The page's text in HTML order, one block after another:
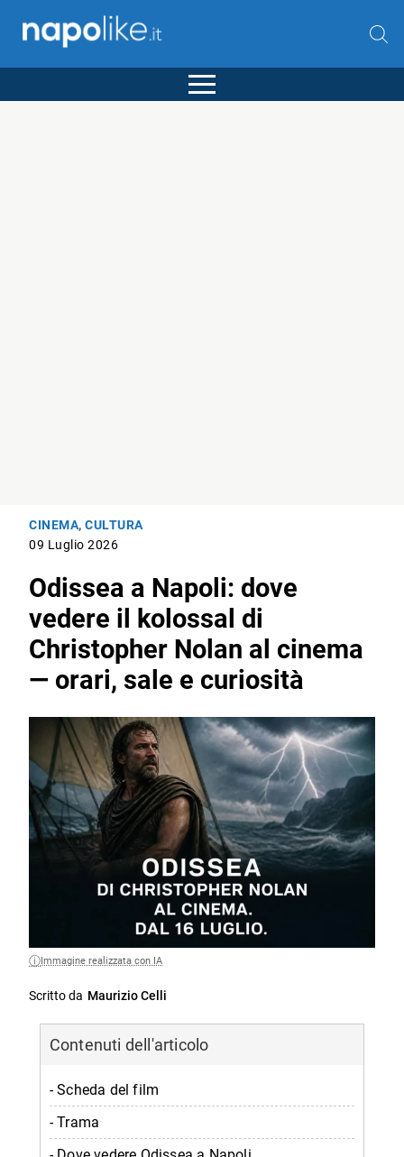
CINEMA,CULTURA
09 Luglio 2026
Odissea a Napoli: dove
vedere il kolossal di
Christopher Nolan al cinema
— orari, sale e curiosità
Immagine realizzata con IA
Scritto da Maurizio Celli
Contenuti dell'articolo
- Scheda del film
- Trama